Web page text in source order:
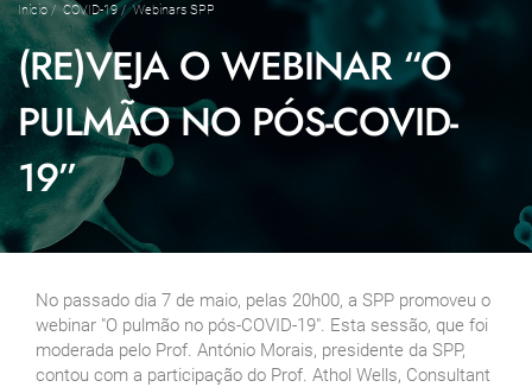
Início/ COVID-19/Webinars SPP
(RE)VEJA O WEBINAR “O
PULMÃO NO PÓS-COVID-
19”
No passado dia 7 de maio, pelas 20h00, a SPP promoveu o
webinar "O pulmão no pós-COVID-19". Esta sessão, que foi
moderada pelo Prof. António Morais, presidente da SPP,
contou com a participação do Prof. Athol Wells, Consultant